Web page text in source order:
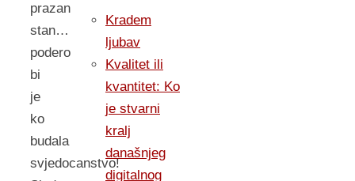
prazan
stan…
podero
bi
je
ko
budala
svjedocanstvo!
Kradem
ljubav
Kvalitet ili
kvantitet: Ko
je stvarni
kralj
današnjeg
digitalnog